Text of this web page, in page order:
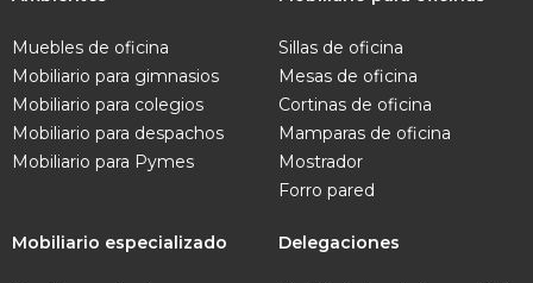
Muebles de oficina
Mobiliario para gimnasios
Mobiliario para colegios
Mobiliario para despachos
Mobiliario para Pymes
Sillas de oficina
Mesas de oficina
Cortinas de oficina
Mamparas de oficina
Mostrador
Forro pared
Mobiliario especializado Delegaciones